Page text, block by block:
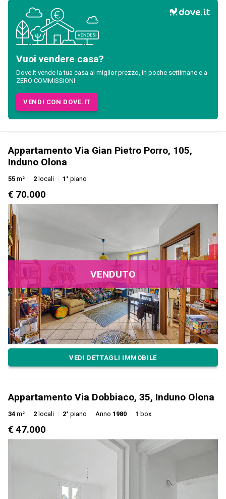
Vuoi vendere casa?
Dove.it vende la tua casa al miglior prezzo, in poche settimane e a
ZERO COMMISSIONI
VENDI CON DOVE.IT
Appartamento Via Gian Pietro Porro, 105,
Induno Olona
55 m² 2 locali 1° piano
€ 70.000
VENDUTO
VEDI DETTAGLI IMMOBILE
Appartamento Via Dobbiaco, 35, Induno Olona
34 m² 2 locali 2° piano Anno 1980 1 box
€ 47.000